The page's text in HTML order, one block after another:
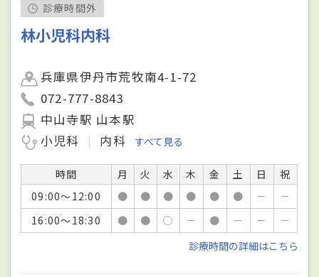
診療時間外
林小児科内科
兵庫県伊丹市荒牧南4-1-72
072-777-8843
中山寺駅 山本駅
小児科
内科 すべて見る
時間 月 火 水 木 金 土 日
祝
09:00～12:00
● ● ● ● ● ● －
－
16:00～18:30
● ● ○ － ● － －
－
診療時間の詳細はこちら